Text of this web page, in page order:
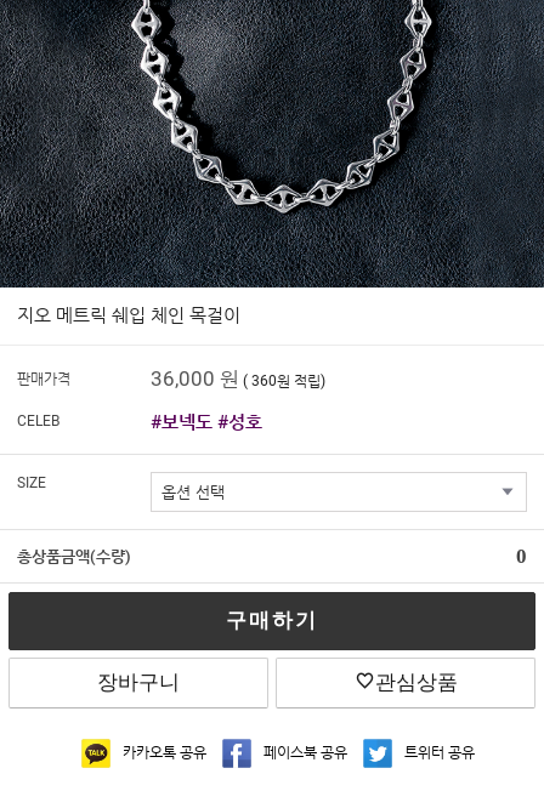
지오 메트릭 쉐입 체인 목걸이
판매가격 36,000 원 ( 360원 적립)
CELEB #보넥도 #성호
SIZE
총상품금액(수량) 0
구매하기
장바구니 관심상품
카카오톡 공유 페이스북 공유 트위터 공유